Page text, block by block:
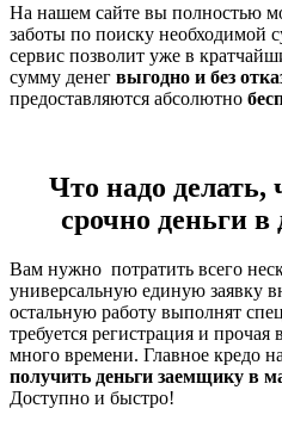
На нашем сайте вы полностью
заботы по поиску необходимой
сервис позволит уже в
сумму денег выгодно и без
предоставляются абсолютно
Что надо делать,
срочно деньги в
Вам нужно потратить всего
универсальную единую заявку
остальную работу выполнят
требуется регистрация и прочая
много времени. Главное кредо
получить деньги заемщику в
Доступно и быстро!